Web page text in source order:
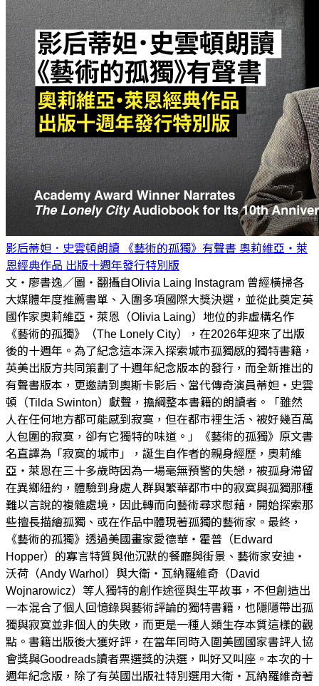
影后蒂妲．史雲頓朗讀 《藝術的孤獨》有聲書 奧莉維亞・萊
恩經典作品 出版十週年發行特別版
文・廖書逸／圖・翻攝自Olivia Laing Instagram 曾經橫掃各
大媒體年度推薦書單、入圍多項國際大獎決選，並從此奠定英
國作家奧莉維亞・萊恩（Olivia Laing）地位的非虛構名作
《藝術的孤獨》（The Lonely City），在2026年迎來了出版
後的十週年。為了紀念這本深入探索城市孤獨感的獨特書籍，
英美出版方共同策劃了十週年紀念版本的發行，而全新推出的
有聲書版本，更邀請到奧斯卡影后、當代傳奇演員蒂妲・史雲
頓（Tilda Swinton）獻聲，擔綱整本書籍的朗讀者。「雖然
人在任何地方都可能感到寂寞，但在都市裡生活、被好幾百萬
人包圍的寂寞，卻有它獨特的味道。」《藝術的孤獨》原文書
名直譯為「寂寞的城市」，誕生自作者的親身經歷，奧莉維
亞・萊恩在三十多歲時因為一場毫無預警的失戀，被孤身滯留
在異鄉紐約，體驗到身處人群與繁華都市中的寂寞與孤獨那種
難以言說的複雜處境，因此轉而向藝術尋求慰藉，開始探索那
些擅長描繪孤獨、或在作品中體現著孤獨的藝術家。最終，
《藝術的孤獨》透過美國畫家愛德華・霍普（Edward
Hopper）的寡言特質與他沉默的餐廳與街景、藝術家安迪・
沃荷（Andy Warhol）與大衛・瓦納羅維奇（David
Wojnarowicz）等人獨特的創作途徑與生平故事，不但創造出
一本混合了個人回憶錄與藝術評論的獨特書籍，也隱隱帶出孤
獨與寂寞並非個人的失敗，而更是一種人類生存本質這樣的觀
點。書籍出版後大獲好評，在當年同時入圍美國國家書評人協
會獎與Goodreads讀者票選獎的決選，叫好又叫座。本次的十
週年紀念版，除了有英國出版社特別選用大衛・瓦納羅維奇著